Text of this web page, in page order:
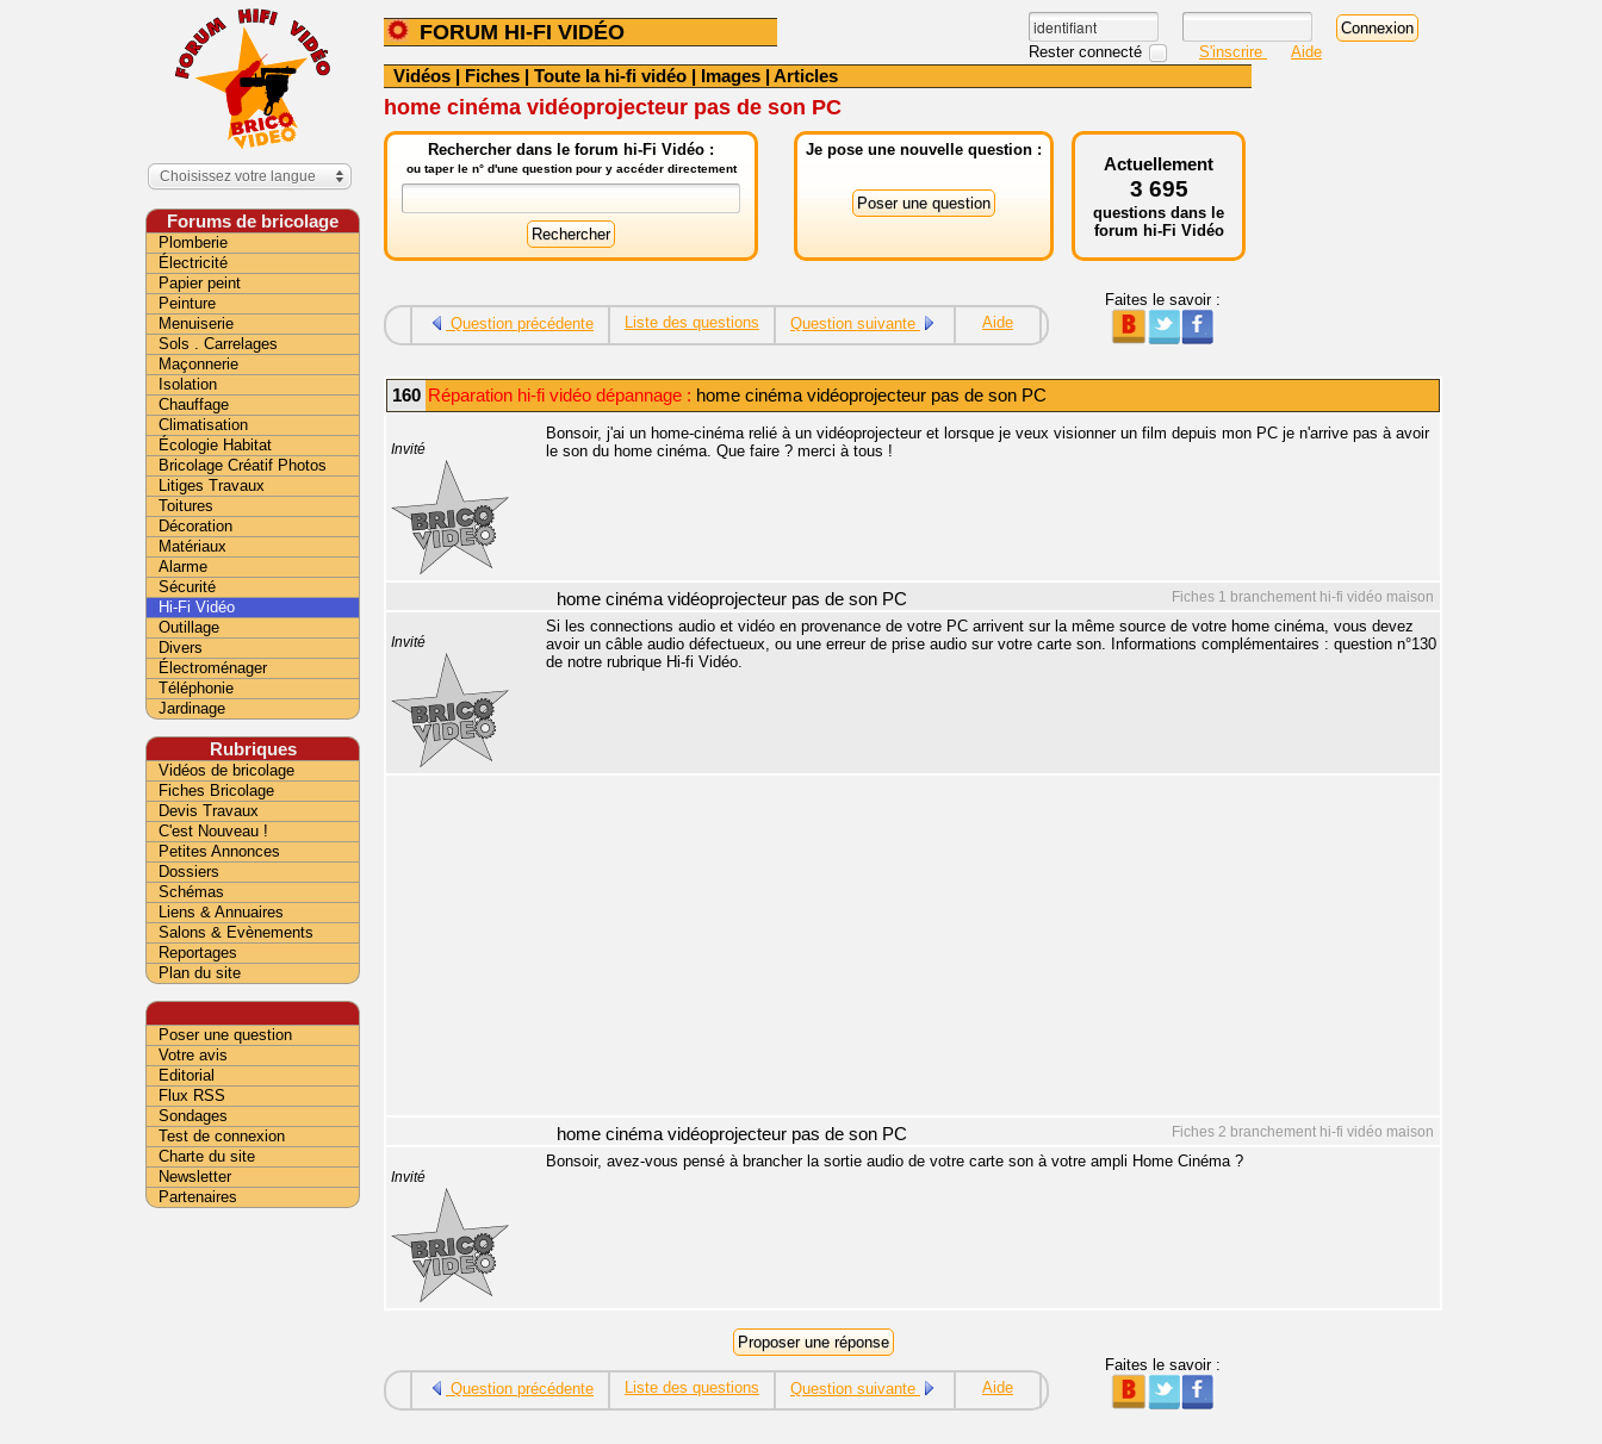
FORUM HI-FI VIDÉO
Rester connecté S'inscrire Aide
Vidéos | Fiches | Toute la hi-fi vidéo | Images | Articles
home cinéma vidéoprojecteur pas de son PC
Rechercher dans le forum hi-Fi Vidéo :
ou taper le n° d'une question pour y accéder directement
Je pose une nouvelle question :
Actuellement
3 695
questions dans le
forum hi-Fi Vidéo
Question précédente Liste des questions Question suivante Aide
Faites le savoir :
160 Réparation hi-fi vidéo dépannage : home cinéma vidéoprojecteur pas de son PC
Invité
Bonsoir, j'ai un home-cinéma relié à un vidéoprojecteur et lorsque je veux visionner un film depuis mon PC je n'arrive pas à avoir
le son du home cinéma. Que faire ? merci à tous !
Fiches 1 branchement hi-fi vidéo maison
home cinéma vidéoprojecteur pas de son PC
Invité
Si les connections audio et vidéo en provenance de votre PC arrivent sur la même source de votre home cinéma, vous devez
avoir un câble audio défectueux, ou une erreur de prise audio sur votre carte son. Informations complémentaires : question n°130
de notre rubrique Hi-fi Vidéo.
Fiches 2 branchement hi-fi vidéo maison
home cinéma vidéoprojecteur pas de son PC
Invité
Bonsoir, avez-vous pensé à brancher la sortie audio de votre carte son à votre ampli Home Cinéma ?
Question précédente Liste des questions Question suivante Aide
Faites le savoir :
Choisissez votre langue
Forums de bricolage
Plomberie
Électricité
Papier peint
Peinture
Menuiserie
Sols . Carrelages
Maçonnerie
Isolation
Chauffage
Climatisation
Écologie Habitat
Bricolage Créatif Photos
Litiges Travaux
Toitures
Décoration
Matériaux
Alarme
Sécurité
Hi-Fi Vidéo
Outillage
Divers
Électroménager
Téléphonie
Jardinage
Rubriques
Vidéos de bricolage
Fiches Bricolage
Devis Travaux
C'est Nouveau !
Petites Annonces
Dossiers
Schémas
Liens & Annuaires
Salons & Evènements
Reportages
Plan du site
Poser une question
Votre avis
Editorial
Flux RSS
Sondages
Test de connexion
Charte du site
Newsletter
Partenaires